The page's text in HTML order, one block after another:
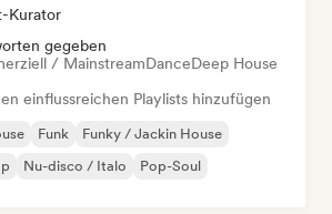
Kurator
gegeben
/ MainstreamDanceDeep House
einflussreichen Playlists hinzufügen
Funk
Funky / Jackin House
Nu-disco / Italo Pop-Soul